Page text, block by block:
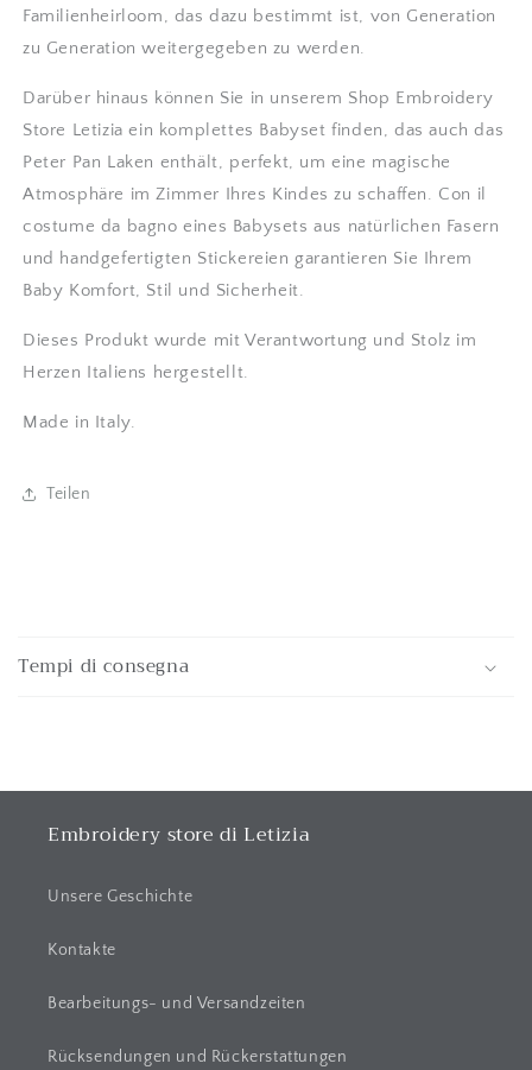
Familienheirloom, das dazu bestimmt ist, von Generation
zu Generation weitergegeben zu werden.
Darüber hinaus können Sie in unserem Shop Embroidery
Store Letizia ein komplettes Babyset finden, das auch das
Peter Pan Laken enthält, perfekt, um eine magische
Atmosphäre im Zimmer Ihres Kindes zu schaffen. Con il
costume da bagno eines Babysets aus natürlichen Fasern
und handgefertigten Stickereien garantieren Sie Ihrem
Baby Komfort, Stil und Sicherheit.
Dieses Produkt wurde mit Verantwortung und Stolz im
Herzen Italiens hergestellt.
Made in Italy.
Teilen
i
n
Tempi di consegna
Embroidery store di Letizia
Unsere Geschichte
Kontakte
Bearbeitungs- und Versandzeiten
Rücksendungen und Rückerstattungen